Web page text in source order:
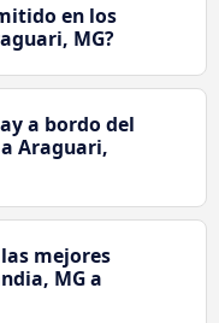
en los
MG?
a bordo del
Araguari,
mejores
MG a